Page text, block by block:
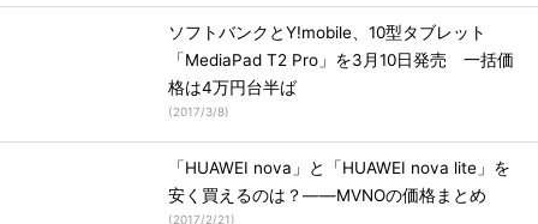
ソフトバンクとY!mobile、10型タブレット
「MediaPad T2 Pro」を3月10日発売 一括価
格は4万円台半ば
(2017/3/8)
「HUAWEI nova」と「HUAWEI nova lite」を
安く買えるのは？――MVNOの価格まとめ
(2017/2/21)